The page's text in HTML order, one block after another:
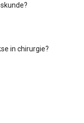
in chirurgie?